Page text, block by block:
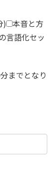
) 本音と方
言語化セッ
までとなり